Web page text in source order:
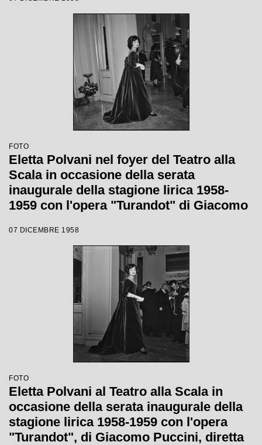
Votto con la regia di Margherita
FOTO
Eletta Polvani nel foyer del Teatro alla
Scala in occasione della serata
inaugurale della stagione lirica 1958-
1959 con l'opera "Turandot" di Giacomo
regia di Margherita Walmann
07 DICEMBRE 1958
FOTO
Eletta Polvani al Teatro alla Scala in
occasione della serata inaugurale della
stagione lirica 1958-1959 con l'opera
"Turandot", di Giacomo Puccini, diretta